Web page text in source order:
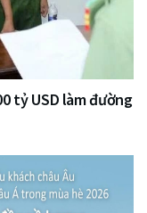
tỷ USD làm đường